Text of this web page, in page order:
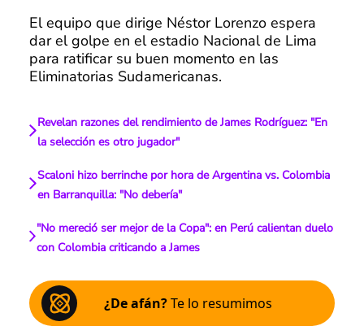
El equipo que dirige Néstor Lorenzo espera
dar el golpe en el estadio Nacional de Lima
para ratificar su buen momento en las
Eliminatorias Sudamericanas.
Revelan razones del rendimiento de James Rodríguez: "En
la selección es otro jugador"
Scaloni hizo berrinche por hora de Argentina vs. Colombia
en Barranquilla: "No debería"
"No mereció ser mejor de la Copa": en Perú calientan duelo
con Colombia criticando a James
¿De afán?Te lo resumimos